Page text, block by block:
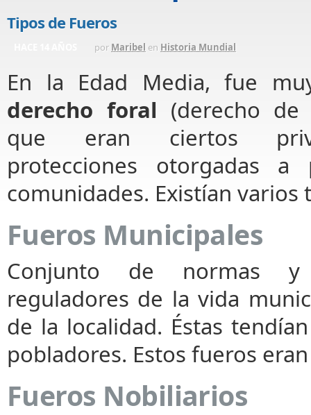
Tipos de Fueros
por Maribel en Historia Mundial
En la Edad Media, fue
derecho foral (derecho
que eran ciertos
protecciones otorgadas a
comunidades. Existían varios
Fueros Municipales
Conjunto de normas y
reguladores de la vida
de la localidad. Éstas
pobladores. Estos fueros
Fueros Nobiliarios